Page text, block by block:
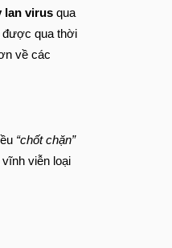
lan virus qua
được qua thời
về các
“chốt chặn”
vĩnh viễn loại